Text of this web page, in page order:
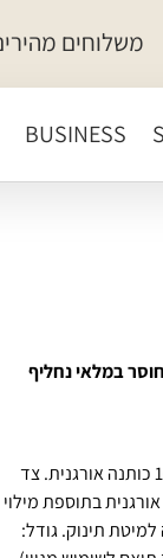
משלוחים
BUSINESS
במלאי נחליף
שמיכת ג’רזי דו-צדדית עשויה 100% כותנה אורגנית. צד
בתוספת מילוי
תינוק. גודל: